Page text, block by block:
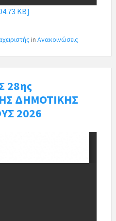
KB]
in Ανακοινώσεις
28ης
ΔΗΜΟΤΙΚΗΣ
2026